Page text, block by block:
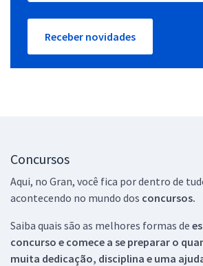
Receber novidades
Concursos
Aqui, no Gran, você fica por dentro de
acontecendo no mundo dos concursos.
Saiba quais são as melhores formas de
concurso e comece a se preparar o
muita dedicação, disciplina e uma